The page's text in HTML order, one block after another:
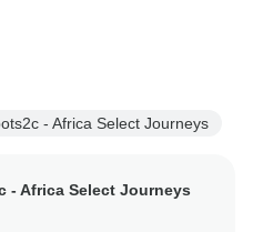
- Africa Select Journeys
- Africa Select Journeys